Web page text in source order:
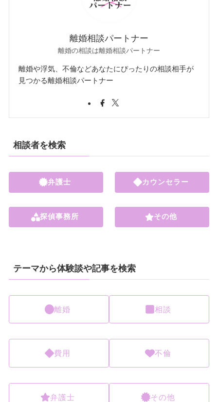
離婚相談パートナー
離婚の相談は離婚相談パートナー
離婚や浮気、不倫などあなたにぴったりの相談相手が
見つかる離婚相談パートナー
相談者を検索
弁護士
探偵事務所
カウンセラー
その他
テーマから体験談や記事を検索
離婚 相談
費用 不倫
弁護士 その他